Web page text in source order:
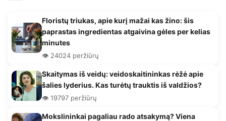
Floristų triukas, apie kurį mažai kas žino: šis
paprastas ingredientas atgaivina gėles per kelias
minutes
👁️ 24024 peržiūrų
Skaitymas iš veidų: veidoskaitininkas rėžė apie
šalies lyderius. Kas turėtų trauktis iš valdžios?
👁️ 19797 peržiūrų
Mokslininkai pagaliau rado atsakymą? Viena